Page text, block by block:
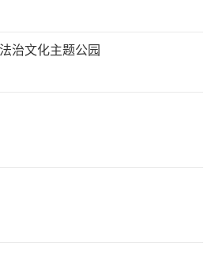
治文化主题公园